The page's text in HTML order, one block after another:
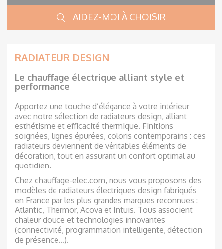
AIDEZ-MOI À CHOISIR
Couleur
Type de chauffage
Largeur (en mm)
Prix (en €)
RADIATEUR DESIGN
Le chauffage électrique alliant style et
performance
Apportez une touche d’élégance à votre intérieur
avec notre sélection de radiateurs design, alliant
esthétisme et efficacité thermique. Finitions
soignées, lignes épurées, coloris contemporains : ces
radiateurs deviennent de véritables éléments de
décoration, tout en assurant un confort optimal au
quotidien.
Chez chauffage-elec.com, nous vous proposons des
modèles de radiateurs électriques design fabriqués
en France par les plus grandes marques reconnues :
Atlantic, Thermor, Acova et Intuis. Tous associent
chaleur douce et technologies innovantes
(connectivité, programmation intelligente, détection
de présence…).